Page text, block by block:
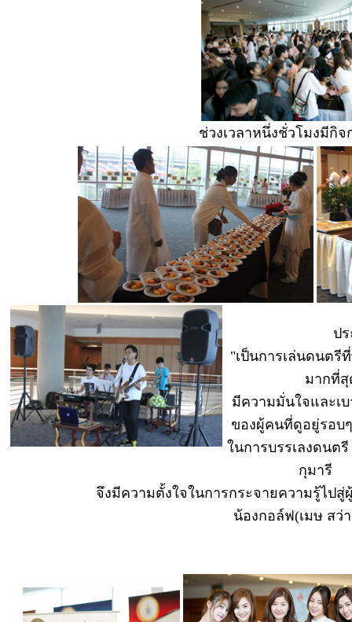
ช่วงเวลาหนึ่งชั่วโมงมีกิ
ป
"เป็นการเล่นดนตรี
มากที่สุ
มีความมั่นใจและเ
ของผู้คนที่ดูอยู่รอบ
ในการบรรเลงดนต
กุมารี
จึงมีความตั้งใจในการกระจายความรู้ไป
น้องกอล์ฟ(เมษ สว่